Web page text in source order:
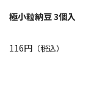
極小粒納豆 3個入
116円 （税込）